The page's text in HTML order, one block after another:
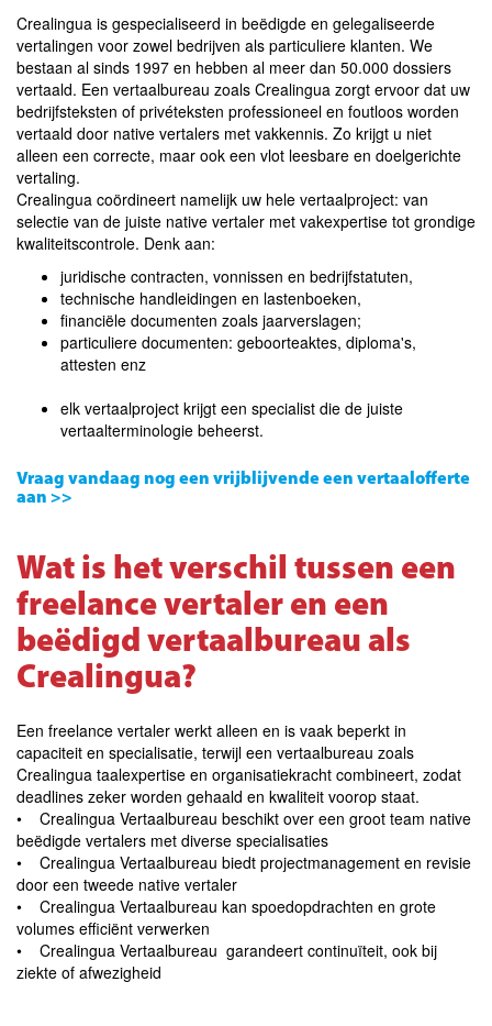
Crealingua is gespecialiseerd in beëdigde en gelegaliseerde
vertalingen voor zowel bedrijven als particuliere klanten. We
bestaan al sinds 1997 en hebben al meer dan 50.000 dossiers
vertaald. Een vertaalbureau zoals Crealingua zorgt ervoor dat uw
bedrijfsteksten of privéteksten professioneel en foutloos worden
vertaald door native vertalers met vakkennis. Zo krijgt u niet
alleen een correcte, maar ook een vlot leesbare en doelgerichte
vertaling.
Crealingua coördineert namelijk uw hele vertaalproject: van
selectie van de juiste native vertaler met vakexpertise tot grondige
kwaliteitscontrole. Denk aan:
juridische contracten, vonnissen en bedrijfstatuten,
technische handleidingen en lastenboeken,
financiële documenten zoals jaarverslagen;
particuliere documenten: geboorteaktes, diploma's,
attesten enz
elk vertaalproject krijgt een specialist die de juiste
vertaalterminologie beheerst.
Vraag vandaag nog een vrijblijvende een vertaalofferte
aan >>
Wat is het verschil tussen een
freelance vertaler en een
beëdigd vertaalbureau als
Crealingua?
Een freelance vertaler werkt alleen en is vaak beperkt in
capaciteit en specialisatie, terwijl een vertaalbureau zoals
Crealingua taalexpertise en organisatiekracht combineert, zodat
deadlines zeker worden gehaald en kwaliteit voorop staat.
• Crealingua Vertaalbureau beschikt over een groot team native
beëdigde vertalers met diverse specialisaties
• Crealingua Vertaalbureau biedt projectmanagement en revisie
door een tweede native vertaler
• Crealingua Vertaalbureau kan spoedopdrachten en grote
volumes efficiënt verwerken
• Crealingua Vertaalbureau garandeert continuïteit, ook bij
ziekte of afwezigheid